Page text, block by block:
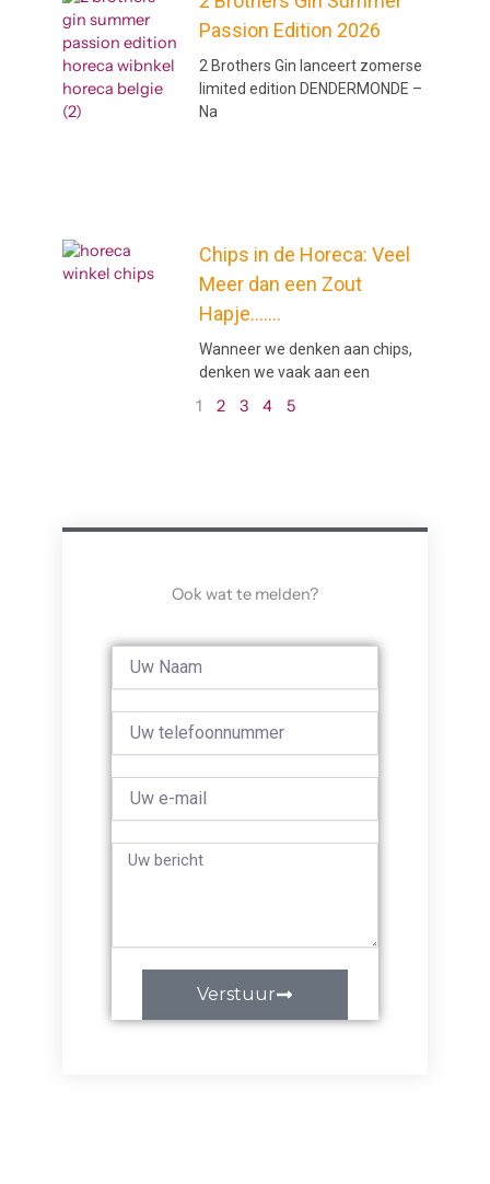
Passion Edition 2026
2 Brothers Gin lanceert zomerse
limited edition DENDERMONDE –
Na
Chips in de Horeca: Veel
Meer dan een Zout
Hapje…….
Wanneer we denken aan chips,
denken we vaak aan een
1 2 3 4 5
Ook wat te melden?
Name
Bericht
Verstuur